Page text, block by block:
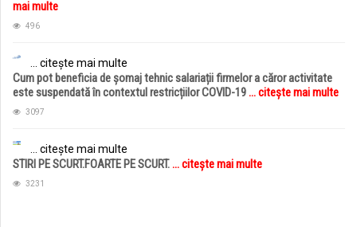
mai multe
496
... citește mai multe
Cum pot beneficia de șomaj tehnic salariații firmelor a căror activitate
este suspendată în contextul restricțiilor COVID-19... citește mai multe
3097
... citește mai multe
STIRI PE SCURT.FOARTE PE SCURT.... citește mai multe
3231